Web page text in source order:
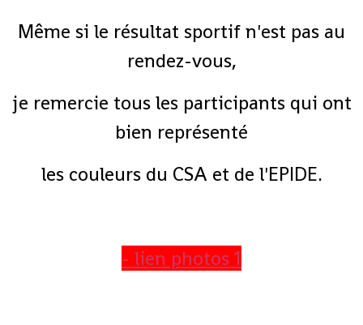
Même si le résultat sportif n'est pas au
rendez-vous,
je remercie tous les participants qui ont
bien représenté
les couleurs du CSA et de l'EPIDE.
- lien photos 1